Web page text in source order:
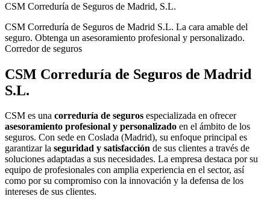
CSM Correduría de Seguros de Madrid, S.L.
CSM Correduría de Seguros de Madrid S.L. La cara amable del
seguro. Obtenga un asesoramiento profesional y personalizado.
Corredor de seguros
CSM Correduría de Seguros de Madrid
S.L.
CSM es una correduría de seguros especializada en ofrecer
asesoramiento profesional y personalizado en el ámbito de los
seguros. Con sede en Coslada (Madrid), su enfoque principal es
garantizar la seguridad y satisfacción de sus clientes a través de
soluciones adaptadas a sus necesidades. La empresa destaca por su
equipo de profesionales con amplia experiencia en el sector, así
como por su compromiso con la innovación y la defensa de los
intereses de sus clientes.